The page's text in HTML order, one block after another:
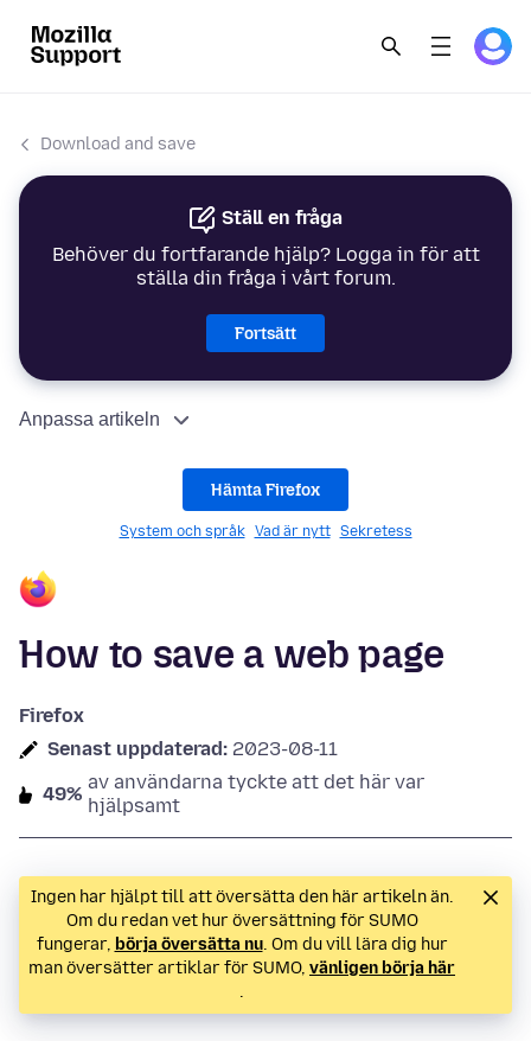
Download and save
Ställ en fråga
Behöver du fortfarande hjälp? Logga in för att
ställa din fråga i vårt forum.
Fortsätt
Anpassa artikeln
Hämta Firefox
System och språk Vad är nytt Sekretess
How to save a web page
Firefox
Senast uppdaterad: 2023-08-11
49%
av användarna tyckte att det här var
hjälpsamt
Ingen har hjälpt till att översätta den här artikeln än.
Om du redan vet hur översättning för SUMO
fungerar, börja översätta nu. Om du vill lära dig hur
man översätter artiklar för SUMO, vänligen börja här
.